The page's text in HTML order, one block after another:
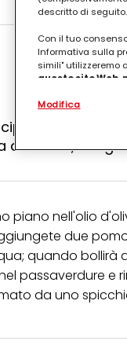
l'aglio
di salvia , 600g
piano nell'olio
due
quando
passaverdure e
da uno
descritto di seguito.
Con il tuo
Informativa sulla
simili" utilizzeremo
questo sito
.
(rispettivamente
terzi, conservare
identificati) su
collegata nel piè di
qualsiasi
collegata nel piè di
periodo di
Se fai clic su
per uno o più
Modifica